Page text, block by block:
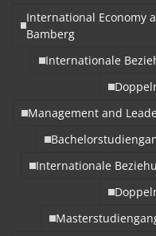
International Economy
Bamberg
Internationale
Management and
Internationale